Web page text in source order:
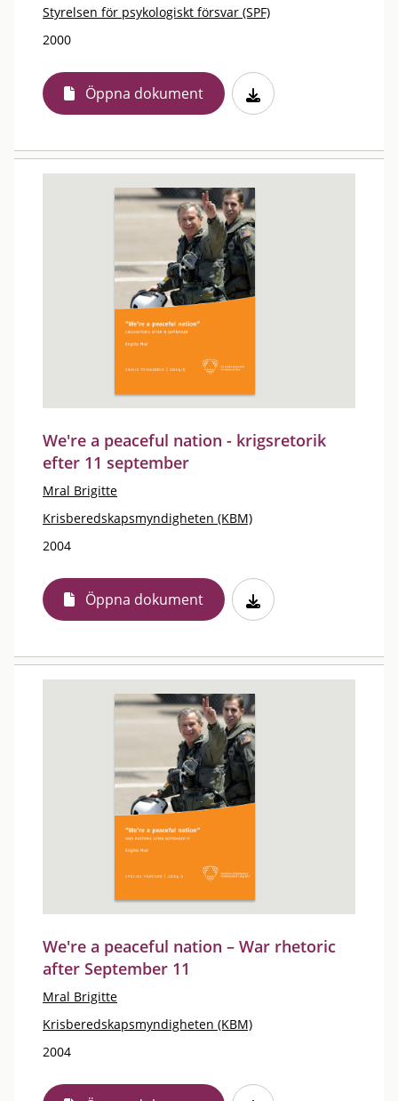
Styrelsen för psykologiskt försvar (SPF)
2000
Öppna dokument
We're a peaceful nation - krigsretorik
efter 11 september
Mral Brigitte
Krisberedskapsmyndigheten (KBM)
2004
Öppna dokument
We're a peaceful nation – War rhetoric
after September 11
Mral Brigitte
Krisberedskapsmyndigheten (KBM)
2004